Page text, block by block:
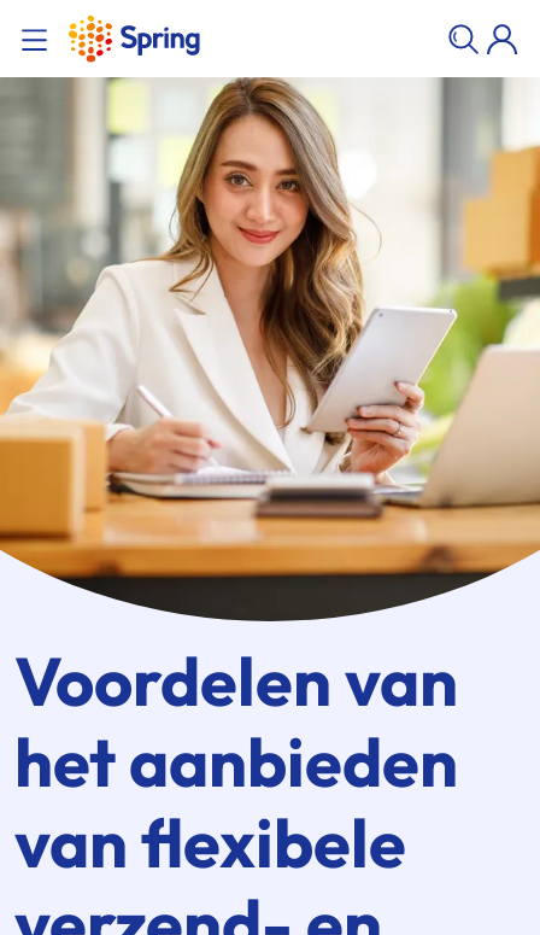
Voordelen van
het aanbieden
van flexibele